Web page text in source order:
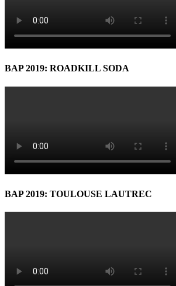
BAP 2019: ROADKILL SODA
BAP 2019: TOULOUSE LAUTREC